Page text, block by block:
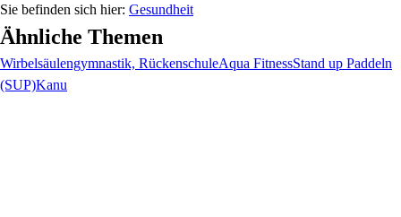
Gesundheit
Ähnliche Themen
Wirbelsäulengymnastik, RückenschuleAqua FitnessStand up Paddeln
(SUP)Kanu